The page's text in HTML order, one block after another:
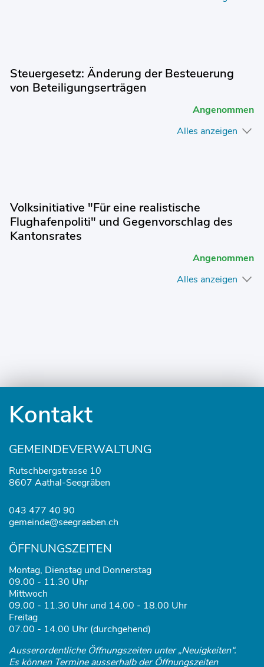
Steuergesetz: Änderung der Besteuerung
von Beteiligungserträgen
Angenommen
Alles anzeigen
Volksinitiative "Für eine realistische
Flughafenpoliti" und Gegenvorschlag des
Kantonsrates
Angenommen
Alles anzeigen
Kontakt
GEMEINDEVERWALTUNG
Rutschbergstrasse 10
8607 Aathal-Seegräben
043 477 40 90
gemeinde@seegraeben.ch
ÖFFNUNGSZEITEN
Montag, Dienstag und Donnerstag
09.00 - 11.30 Uhr
Mittwoch
09.00 - 11.30 Uhr und 14.00 - 18.00 Uhr
Freitag
07.00 - 14.00 Uhr (durchgehend)
Ausserordentliche Öffnungszeiten unter „Neuigkeiten“.
Es können Termine ausserhalb der Öffnungszeiten